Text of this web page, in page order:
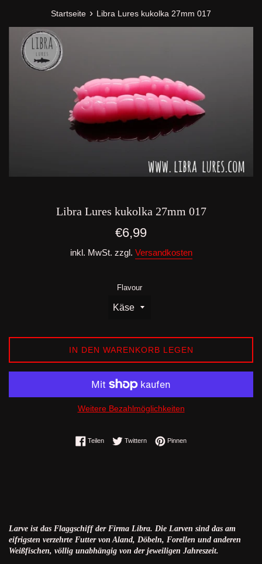
Startseite › Libra Lures kukolka 27mm 017
Libra Lures kukolka 27mm 017
Normaler
€6,99
inkl. MwSt. zzgl. Versandkosten
Flavour
IN DEN WARENKORB LEGEN
Weitere Bezahlmöglichkeiten
TeilenAuf Facebook teilen
TwitternAuf Twitter twittern
PinnenAuf Pinterest pinnen
Larve ist das Flaggschiff der Firma Libra. Die Larven sind das am
eifrigsten verzehrte Futter von Aland, Döbeln, Forellen und anderen
Weißfischen, völlig unabhängig von der jeweiligen Jahreszeit.